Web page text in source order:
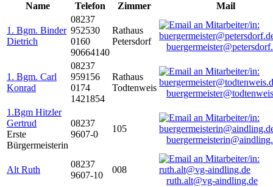
Name
Telefon Zimmer Mail
1. Bgm. Binder
Dietrich
08237
952530
0160
90664140
Rathaus
Petersdorf
1. Bgm. Carl
Konrad
08237
959156
0174
1421854
Rathaus
Todtenweis
1.Bgm Hitzler
Gertrud
Erste
Bürgermeisterin
08237
9607-0
105
Alt Ruth
08237
9607-10
008
ruth.alt@vg-aindling.de